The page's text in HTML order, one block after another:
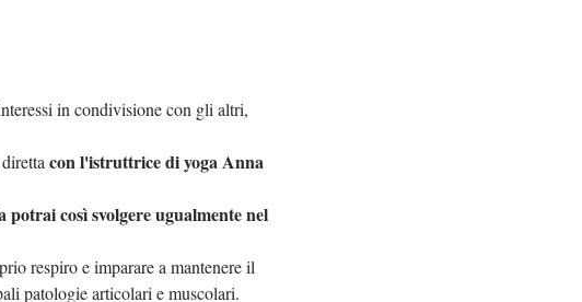
in condivisione con gli altri,
con l'istruttrice di yoga Anna
così svolgere ugualmente nel
respiro e imparare a mantenere il
patologie articolari e muscolari.